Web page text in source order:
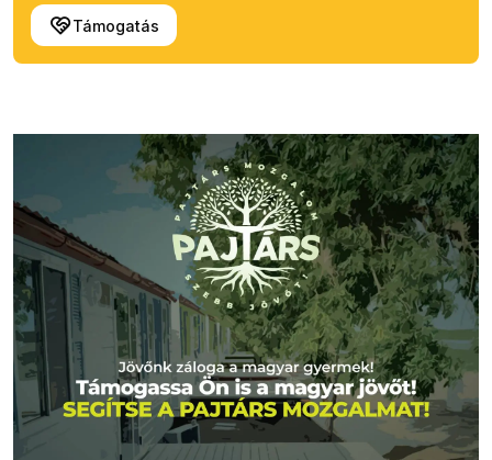
Támogatás